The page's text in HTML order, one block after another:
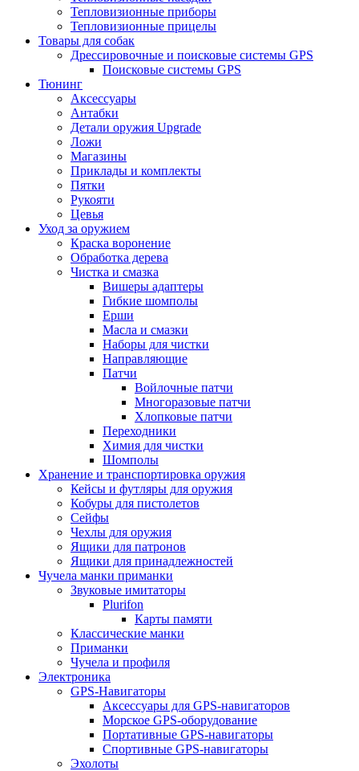
Тепловизионные приборы
Тепловизионные прицелы
Товары для собак
Дрессировочные и поисковые системы GPS
Поисковые системы GPS
Тюнинг
Аксессуары
Антабки
Детали оружия Upgrade
Ложи
Магазины
Приклады и комплекты
Пятки
Рукояти
Цевья
Уход за оружием
Краска воронение
Обработка дерева
Чистка и смазка
Вишеры адаптеры
Гибкие шомполы
Ерши
Масла и смазки
Наборы для чистки
Направляющие
Патчи
Войлочные патчи
Многоразовые патчи
Хлопковые патчи
Переходники
Химия для чистки
Шомполы
Хранение и транспортировка оружия
Кейсы и футляры для оружия
Кобуры для пистолетов
Сейфы
Чехлы для оружия
Ящики для патронов
Ящики для принадлежностей
Чучела манки приманки
Звуковые имитаторы
Plurifon
Карты памяти
Классические манки
Приманки
Чучела и профиля
Электроника
GPS-Навигаторы
Аксессуары для GPS-навигаторов
Морское GPS-оборудование
Портативные GPS-навигаторы
Спортивные GPS-навигаторы
Эхолоты